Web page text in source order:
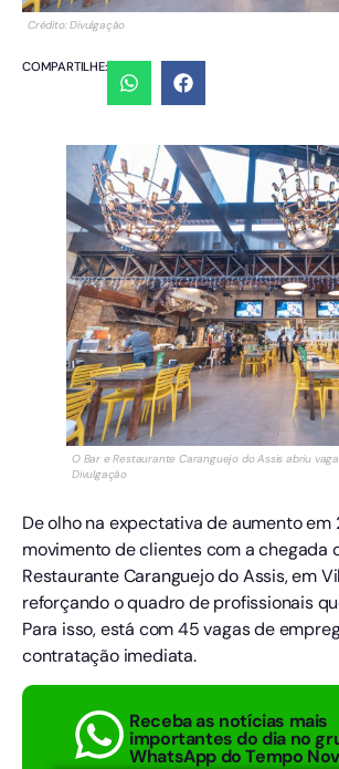
Crédito: Divulgação
COMPARTILHE:
O Bar e Restaurante Caranguejo do Assis abriu
Divulgação
De olho na expectativa de aumento em
movimento de clientes com a chegada
Restaurante Caranguejo do Assis, em
reforçando o quadro de profissionais
Para isso, está com 45 vagas de
contratação imediata.
Receba as notícias mais
importantes do dia no
WhatsApp do Tempo